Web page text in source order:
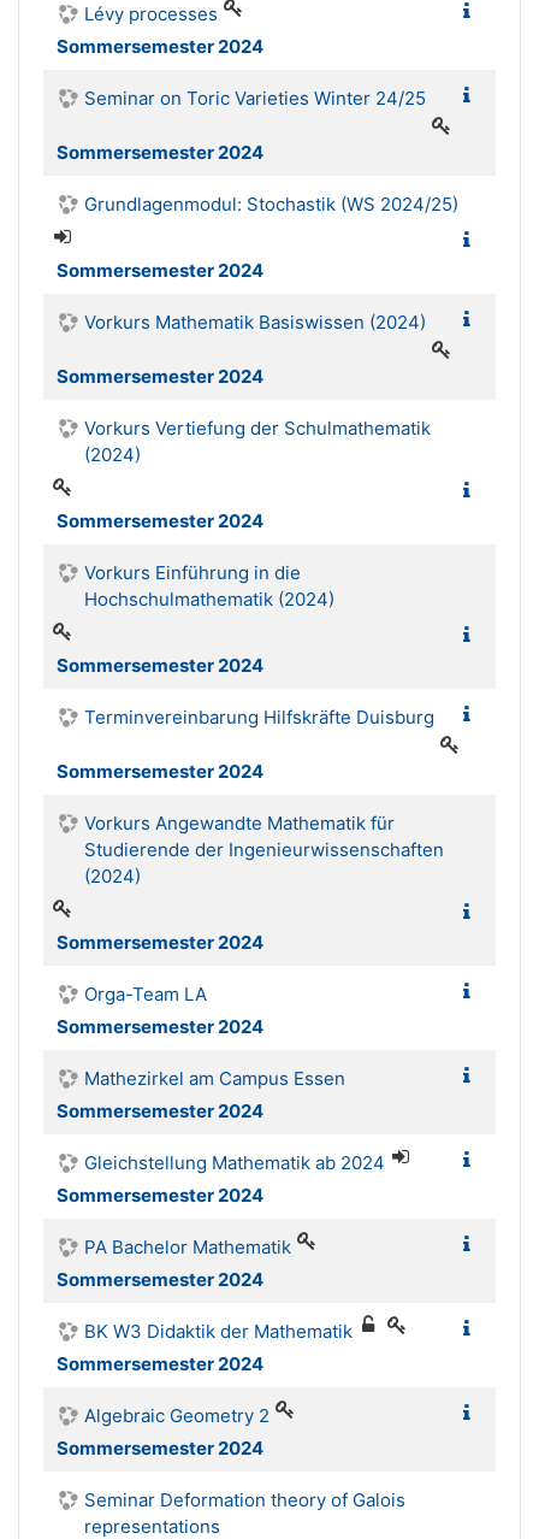
Lévy processes
Sommersemester 2024
Seminar on Toric Varieties Winter 24/25
Sommersemester 2024
Grundlagenmodul: Stochastik (WS 2024/25)
Sommersemester 2024
Vorkurs Mathematik Basiswissen (2024)
Sommersemester 2024
Vorkurs Vertiefung der Schulmathematik
(2024)
Sommersemester 2024
Vorkurs Einführung in die
Hochschulmathematik (2024)
Sommersemester 2024
Terminvereinbarung Hilfskräfte Duisburg
Sommersemester 2024
Vorkurs Angewandte Mathematik für
Studierende der Ingenieurwissenschaften
(2024)
Sommersemester 2024
Orga-Team LA
Sommersemester 2024
Mathezirkel am Campus Essen
Sommersemester 2024
Gleichstellung Mathematik ab 2024
Sommersemester 2024
PA Bachelor Mathematik
Sommersemester 2024
BK W3 Didaktik der Mathematik
Sommersemester 2024
Algebraic Geometry 2
Sommersemester 2024
Seminar Deformation theory of Galois
representations